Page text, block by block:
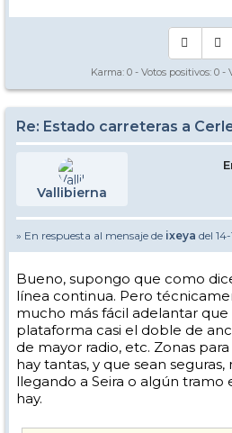
Karma: 0 - Votos positivos: 0 -
Re: Estado carreteras a
Vallibierna
» En respuesta al mensaje de ixeya del
Bueno, supongo que como
línea continua. Pero
mucho más fácil adelantar que
plataforma casi el doble de
de mayor radio, etc. Zonas
hay tantas, y que sean
llegando a Seira o algún tramo
hay.